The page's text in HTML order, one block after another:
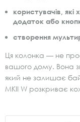
користувачів,
додаток або
створення
Ця колонка — не
вашого дому. Вона
який не залишає
MKII W розкриває